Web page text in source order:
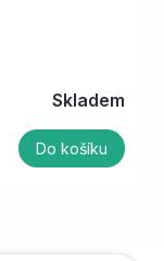
Skladem
Do košíku